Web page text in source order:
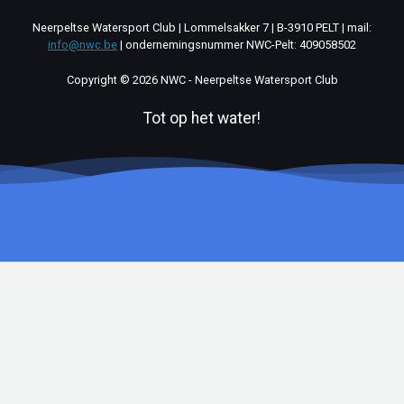
Neerpeltse Watersport Club | Lommelsakker 7 | B-3910 PELT | mail:
info@nwc.be | ondernemingsnummer NWC-Pelt: 409058502
Copyright © 2026 NWC - Neerpeltse Watersport Club
Tot op het water!